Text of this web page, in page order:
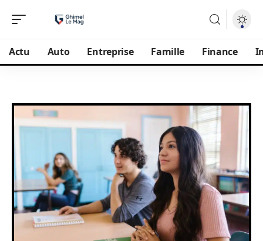
Actu Auto Entreprise Famille Finance